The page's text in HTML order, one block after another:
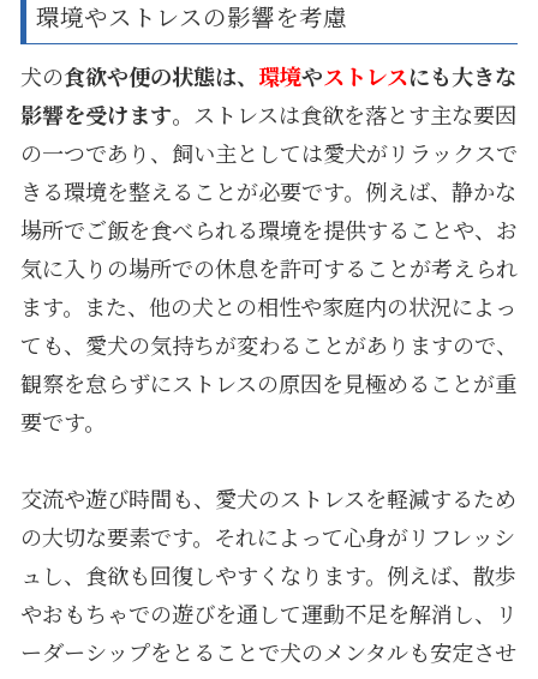
環境やストレスの影響を考慮
犬の食欲や便の状態は、 環境やストレスにも大きな
影響を受けます。ストレスは食欲を落とす主な要因
の一つであり、飼い主としては愛犬がリラックスで
きる環境を整えることが必要です。例えば、静かな
場所でご飯を食べられる環境を提供することや、お
気に入りの場所での休息を許可することが考えられ
ます。また、他の犬との相性や家庭内の状況によっ
ても、愛犬の気持ちが変わることがありますので、
観察を怠らずにストレスの原因を見極めることが重
要です。
交流や遊び時間も、愛犬のストレスを軽減するため
の大切な要素です。それによって心身がリフレッシ
ュし、食欲も回復しやすくなります。例えば、散歩
やおもちゃでの遊びを通して運動不足を解消し、リ
ーダーシップをとることで犬のメンタルも安定させ